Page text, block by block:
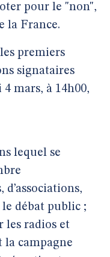
pour le "non",
la France.
premiers
signataires
mars, à 14h00,
lequel se
d’associations,
le débat public ;
les radios et
la campagne